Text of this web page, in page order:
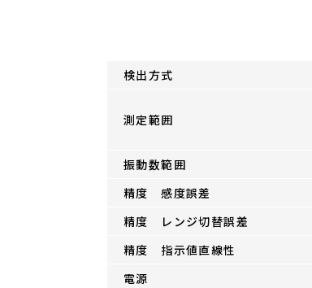
検出方式
測定範囲
振動数範囲
精度 感度誤差
精度 レンジ切替誤差
精度 指示値直線性
電源